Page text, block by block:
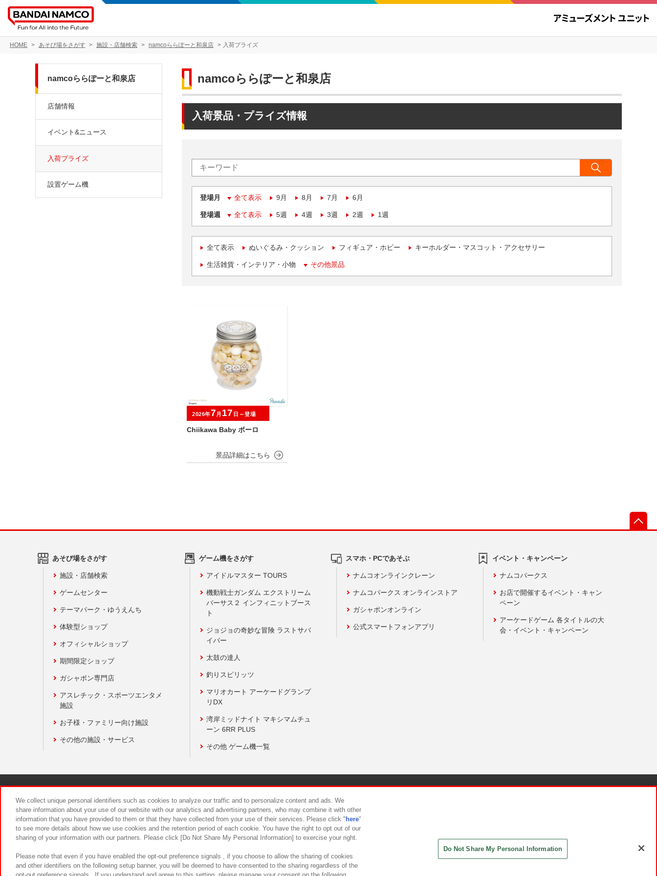
HOME あそび場をさがす 施設・店舗検索 namcoららぽーと和泉店 入荷プライズ
namcoららぽーと和泉店
入荷景品・プライズ情報
登場月 全て表示 9月 8月 7月 6月
登場週 全て表示 5週 4週 3週 2週 1週
全て表示 ぬいぐるみ・クッション フィギュア・ホビー キーホルダー・マスコット・アクセサリー
生活雑貨・インテリア・小物 その他景品
Chiikawa Baby ボーロ
2026年7 月 17 日～登場
namcoららぽーと和泉店
店舗情報
イベント&ニュース
入荷プライズ
設置ゲーム機
あそび場をさがす
施設・店舗検索
ゲームセンター
テーマパーク・ゆうえんち
体験型ショップ
オフィシャルショップ
期間限定ショップ
ガシャポン専門店
アスレチック・スポーツエンタメ
施設
お子様・ファミリー向け施設
その他の施設・サービス
ゲーム機をさがす
アイドルマスター TOURS
機動戦士ガンダム エクストリーム
バーサス２ インフィニットブース
ト
ジョジョの奇妙な冒険 ラストサバ
イバー
太鼓の達人
釣りスピリッツ
マリオカート アーケードグランプ
リDX
湾岸ミッドナイト マキシマムチュ
ーン 6RR PLUS
その他 ゲーム機一覧
スマホ・PCであそぶ
ナムコオンラインクレーン
ナムコパークス オンラインストア
ガシャポンオンライン
公式スマートフォンアプリ
イベント・キャンペーン
ナムコパークス
お店で開催するイベント・キャン
ペーン
アーケードゲーム 各タイトルの大
会・イベント・キャンペーン
食品のご提供について カスタマーハラスメント対応方針
We collect unique personal identifiers such as cookies to analyze our traffic and to personalize content and ads. We
share information about your use of our website with our analytics and advertising partners, who may combine it with other
information that you have provided to them or that they have collected from your use of their services. Please click " here"
to see more details about how we use cookies and the retention period of each cookie. You have the right to opt out of our
sharing of your information with our partners. Please click [Do Not Share My Personal Information] to exercise your right.
Please note that even if you have enabled the opt-out preference signals , if you choose to allow the sharing of cookies
and other identifiers on the following setup banner, you will be deemed to have consented to the sharing regardless of the
Do Not Share My Personal Information